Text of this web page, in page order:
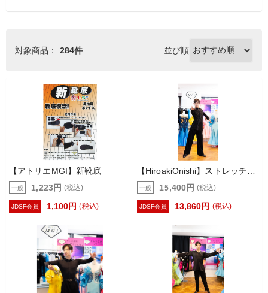
対象商品： 284件 並び順
【アトリエMGI】新靴底
一般 1,223円(税込)
JDSF会員 1,100円 (税込)
一般 15,400円(税込)
JDSF会員 13,860円 (税込)